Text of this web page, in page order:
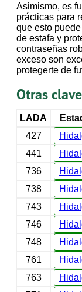
Asimismo, es
prácticas para
que esto
de estafa y
contraseñas
exceso son
protegerte de
Otras
LADA
427
441
736
738
743
746
748
761
763